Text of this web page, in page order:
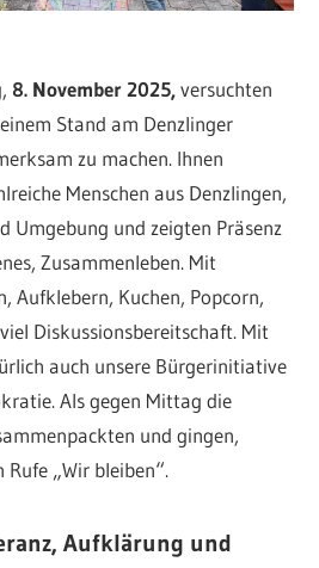
8. November 2025,versuchten
Stand am Denzlinger
zu machen. Ihnen
Menschen aus Denzlingen,
Umgebung und zeigten Präsenz
Zusammenleben. Mit
Aufklebern, Kuchen, Popcorn,
Diskussionsbereitschaft. Mit
auch unsere Bürgerinitiative
Als gegen Mittag die
und gingen,
„Wir bleiben“.
Aufklärung und